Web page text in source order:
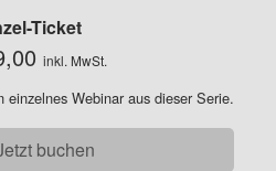
Ticket
inkl. MwSt.
Webinar aus dieser Serie.
buchen